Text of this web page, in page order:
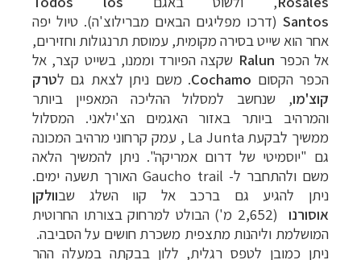
Santos (דרכו מפליגים הבאים מברילוצ'ה). טיול יפה
אחר הוא שייט בסירה מקומית, עמוסת תרנגולותוחזירים,
אל הכפר Ralun שקצה הפיורד וממנו, בשייט קצר, אל
הכפר הקסום Cochamo. משם ניתן לצאת גם לטרק
קוצ'מו, שנחשב למסלול ההליכה המאפיין ביותר
והמרהיב ביותר באזור האגמים הצ'ילאני. המסלול
ממשיך לבקעת La Junta , עמק קרחוני מרהיב המכונה
גם "יוסמיטי של דרום אמריקה". ניתן להמשיך הלאה
משם ולהתחבר ל- Gaucho trailהאורך תשעה ימים.
ניתן להגיע גם ברכב אל קוו השלג שבוולקן
אוסורנו
(2,652 מ') הבולט למרחוק
בצורתו החרוטית
המושלמת וליהנות מתצפית משכרת חושים על הסביבה.
ניתן כמובן לטפס רגלית, ללון בבקתה במעלה ההר
קרוזים והפלגות נופש לחצו לרשימת היעדים »